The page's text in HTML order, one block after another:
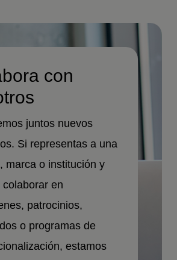
con
juntos nuevos
Si representas a una
marca o institución y
colaborar en
patrocinios,
o programas de
estamos